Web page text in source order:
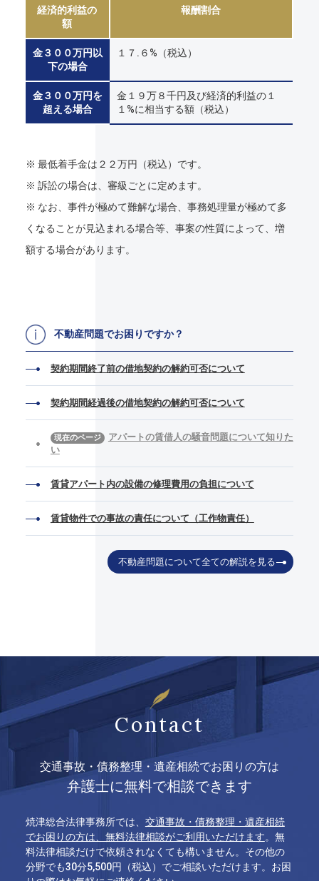
経済的利益の
額
報酬割合
金３００万円以
下の場合
１７.６%（税込）
金３００万円を
超える場合
金１９万８千円及び経済的利益の１
１%に相当する額（税込）
※ 最低着手金は２２万円（税込）です。
※ 訴訟の場合は、審級ごとに定めます。
※ なお、事件が極めて難解な場合、事務処理量が極めて多
くなることが見込まれる場合等、事案の性質によって、増
額する場合があります。
不動産問題でお困りですか？
契約期間終了前の借地契約の解約可否について
契約期間経過後の借地契約の解約可否について
アパートの賃借人の騒音問題について知りた
い
賃貸アパート内の設備の修理費用の負担について
賃貸物件での事故の責任について（工作物責任）
不動産問題について全ての解説を見る
Contact
交通事故・債務整理・遺産相続でお困りの方は
弁護士に無料で相談できます
焼津総合法律事務所では、 交通事故・債務整理・遺産相続
でお困りの方は、無料法律相談がご利用いただけます。無
料法律相談だけで依頼されなくても構いません。その他の
分野でも30分5,500円（税込）でご相談いただけます。お困